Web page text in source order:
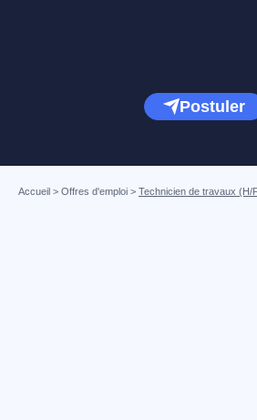
Postuler
Accueil > Offres d'emploi > Technicien de travaux (H/